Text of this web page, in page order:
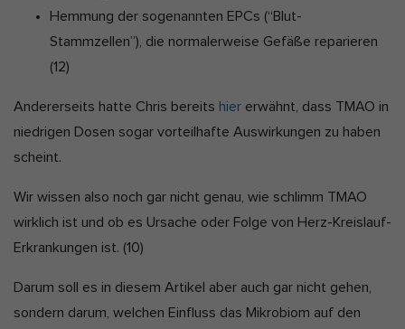
Hemmung der sogenannten EPCs (“Blut-
Stammzellen”), die normalerweise Gefäße reparieren
(12)
Andererseits hatte Chris bereits hier erwähnt, dass TMAO in
niedrigen Dosen sogar vorteilhafte Auswirkungen zu haben
scheint.
Wir wissen also noch gar nicht genau, wie schlimm TMAO
wirklich ist und ob es Ursache oder Folge von Herz-Kreislauf-
Erkrankungen ist. (10)
Darum soll es in diesem Artikel aber auch gar nicht gehen,
sondern darum, welchen Einfluss das Mikrobiom auf den